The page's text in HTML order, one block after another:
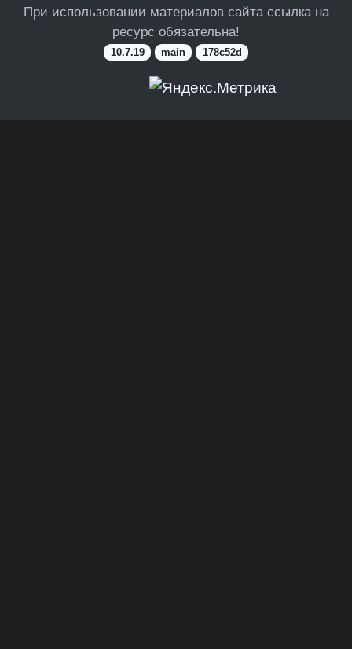
При использовании материалов сайта ссылка на
ресурс обязательна!
10.7.19 main 178c52d